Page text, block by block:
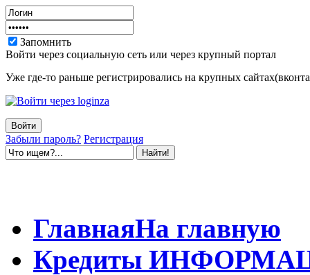
Запомнить
Войти через социальную сеть или через крупный портал
Уже где-то раньше регистрировались на крупных
Забыли пароль? Регистрация
ГлавнаяНа главную
Кредиты